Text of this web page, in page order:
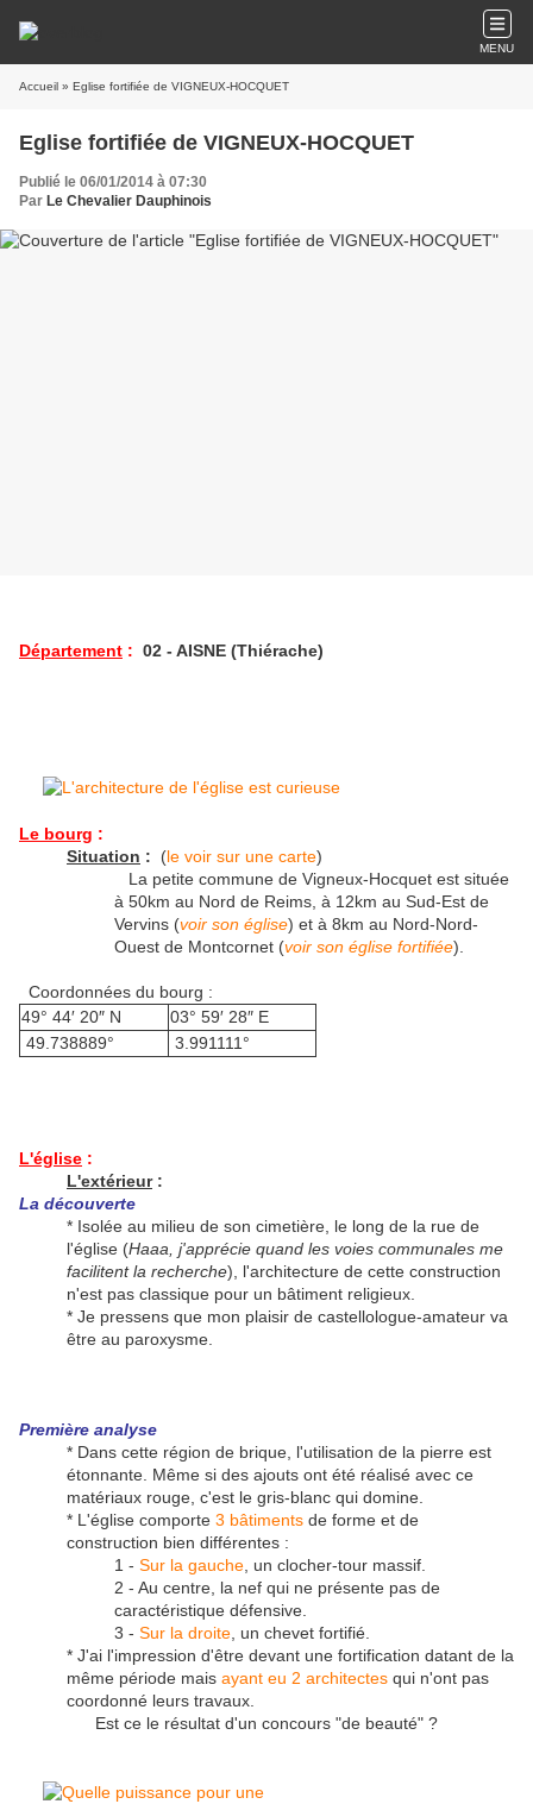
MENU
Accueil » Eglise fortifiée de VIGNEUX-HOCQUET
Eglise fortifiée de VIGNEUX-HOCQUET
Publié le 06/01/2014 à 07:30
Par Le Chevalier Dauphinois
Département : 02 - AISNE (Thiérache)
Le bourg :
Situation : (le voir sur une carte)
La petite commune de Vigneux-Hocquet est située
à 50km au Nord de Reims, à 12km au Sud-Est de
Vervins (voir son église) et à 8km au Nord-Nord-
Ouest de Montcornet (voir son église fortifiée).
Coordonnées du bourg :
49° 44′ 20″ N
03° 59′ 28″ E
49.738889°
3.991111°
L'église :
L'extérieur:
La découverte
* Isolée au milieu de son cimetière, le long de la rue de
l'église (Haaa, j'apprécie quand les voies communales me
facilitent la recherche), l'architecture de cette construction
n'est pas classique pour un bâtiment religieux.
* Je pressens que mon plaisir de castellologue-amateur va
être au paroxysme.
Première analyse
* Dans cette région de brique, l'utilisation de la pierre est
étonnante. Même si des ajouts ont été réalisé avec ce
matériaux rouge, c'est le gris-blanc qui domine.
* L'église comporte 3 bâtiments de forme et de
construction bien différentes :
1 - Sur la gauche , un clocher-tour massif.
2 - Au centre, la nef qui ne présente pas de
caractéristique défensive.
3 - Sur la droite , un chevet fortifié.
* J'ai l'impression d'être devant une fortification datant de la
même période mais ayant eu 2 architectes qui n'ont pas
coordonné leurs travaux.
Est ce le résultat d'un concours "de beauté" ?